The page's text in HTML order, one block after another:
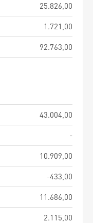
25.826,00
1.721,00
92.763,00
43.004,00
-
10.909,00
-433,00
11.686,00
2.115,00